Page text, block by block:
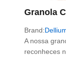
Granola
Brand:
A nossa
reconheces